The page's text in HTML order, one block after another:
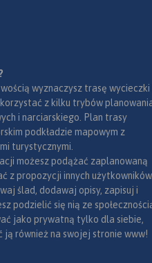
wyznaczysz trasę wycieczki
z kilku trybów
i narciarskiego. Plan trasy
podkładzie mapowym z
turystycznymi.
możesz podążać zaplanowaną
z propozycji innych użytkowników.
ślad, dodawaj opisy, zapisuj i
podzielić się nią ze
jako prywatną tylko dla siebie,
ją również na swojej stronie www!